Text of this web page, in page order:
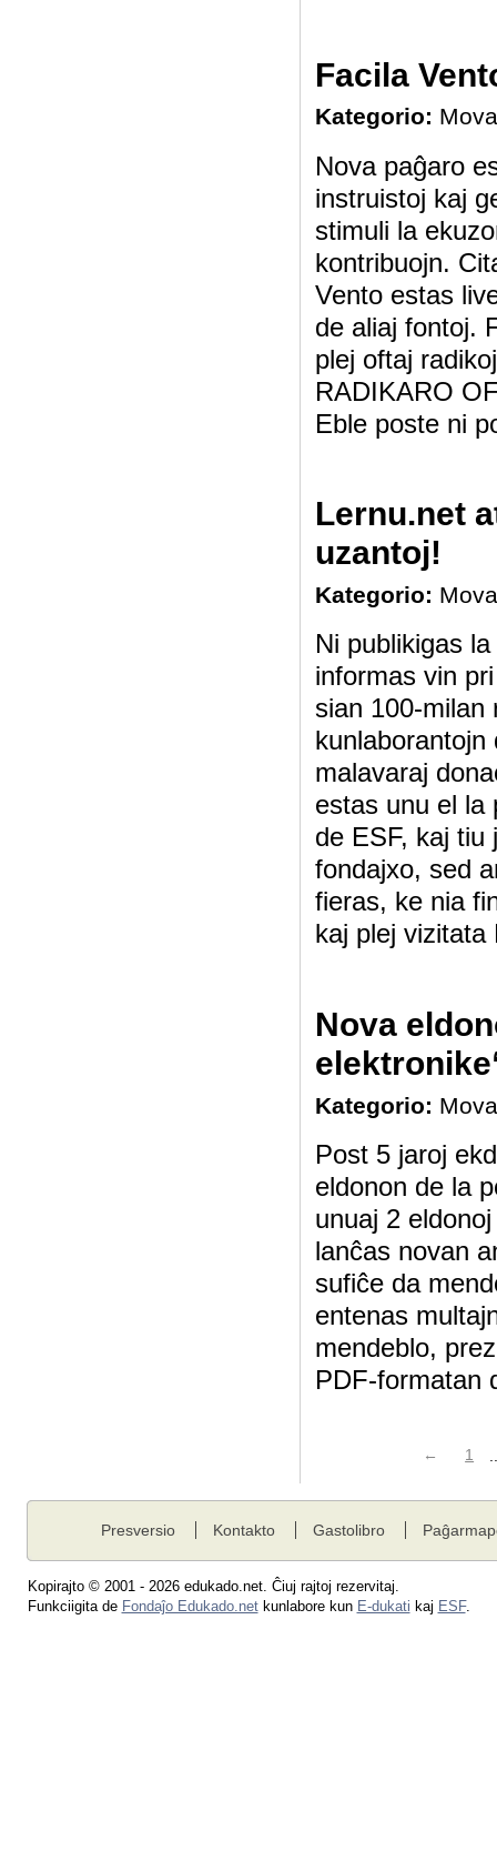
Facila
Kategorio:
Nova paĝaro
instruistoj kaj
stimuli la
kontribuojn.
Vento estas
de aliaj fontoj.
plej oftaj
RADIKARO
Eble poste ni
Lernu.net
uzantoj!
Kategorio:
Ni publikigas
informas vin
sian 100-milan
malavaraj
estas unu el la
de ESF, kaj tiu
fondajxo, sed
fieras, ke nia
kaj plej vizitata
Nova
Kategorio:
Post 5 jaroj
eldonon de la
unuaj 2
lanĉas novan
sufiĉe da
entenas
mendeblo,
PDF-formatan
← 1
Presversio Kontakto Gastolibro
Kopirajto © 2001 - 2026 edukado.net. Ĉiuj rajtoj rezervitaj.
Funkciigita de Fondaĵo Edukado.netkunlabore kun E-dukati kaj ESF.